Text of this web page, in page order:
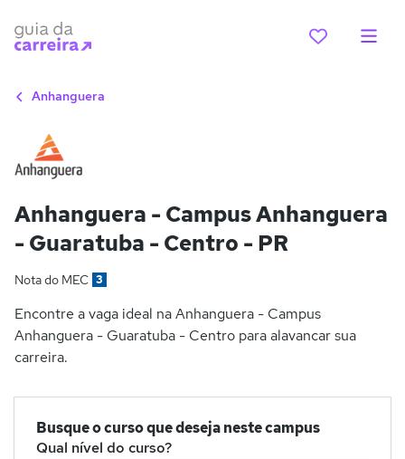
Anhanguera
Anhanguera - Campus Anhanguera
- Guaratuba - Centro - PR
Nota do MEC 3
Encontre a vaga ideal na Anhanguera - Campus
Anhanguera - Guaratuba - Centro para alavancar sua
carreira.
Busque o curso que deseja neste campus
Qual nível do curso?